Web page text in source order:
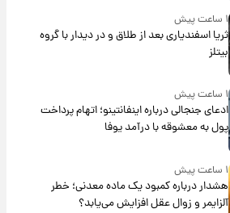
۱ ساعت پیش
ثریا اسفندیاری بعد از طلاق و در دیدار با گروه
بیتلز
۱ ساعت پیش
ادعای جنجالی درباره اینفانتینو؛ اتهام پرداخت
پول به معشوقه با درآمد یوفا
۱ ساعت پیش
هشدار درباره کمبود یک ماده معدنی؛ خطر
آلزایمر و زوال عقل افزایش می‌یابد؟